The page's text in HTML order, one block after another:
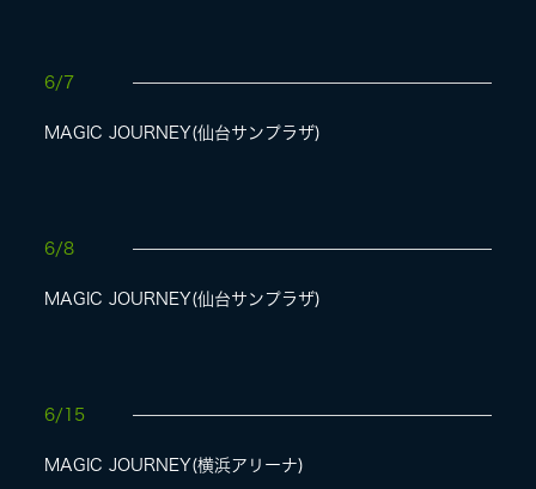
6/7
MAGIC JOURNEY(仙台サンプラザ)
6/8
MAGIC JOURNEY(仙台サンプラザ)
6/15
MAGIC JOURNEY(横浜アリーナ)